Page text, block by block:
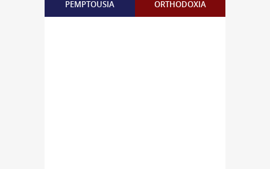
PEMPTOUSIA ORTHODOXIA